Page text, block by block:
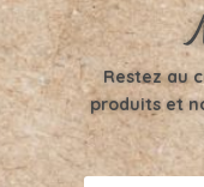
Restez au
produits et